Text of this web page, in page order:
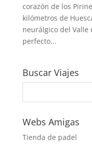
corazón de los
kilómetros de
neurálgico del
perfecto...
Buscar Viajes
Webs Amigas
Tienda de padel